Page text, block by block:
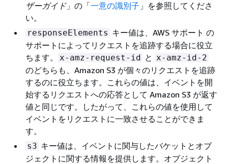
ザーガイド」の「一意の識別子 」を参照してくださ
い。
responseElements キー値は、AWS サポート の
サポートによってリクエストを追跡する場合に役立
ちます。
x-amz-request-id と x-amz-id-2
のどちらも、Amazon S3 が個々のリクエストを追跡
するのに役立ちます。これらの値は、イベントを開
始するリクエストへの応答として Amazon S3 が返す
値と同じです。したがって、これらの値を使用して
イベントをリクエストに一致させることができま
す。
s3 キー値は、イベントに関与したバケットとオブ
ジェクトに関する情報を提供します。オブジェクト